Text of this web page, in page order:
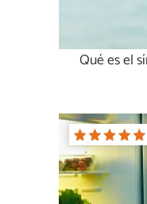
Qué es el